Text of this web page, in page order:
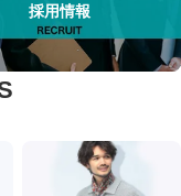
採用情報